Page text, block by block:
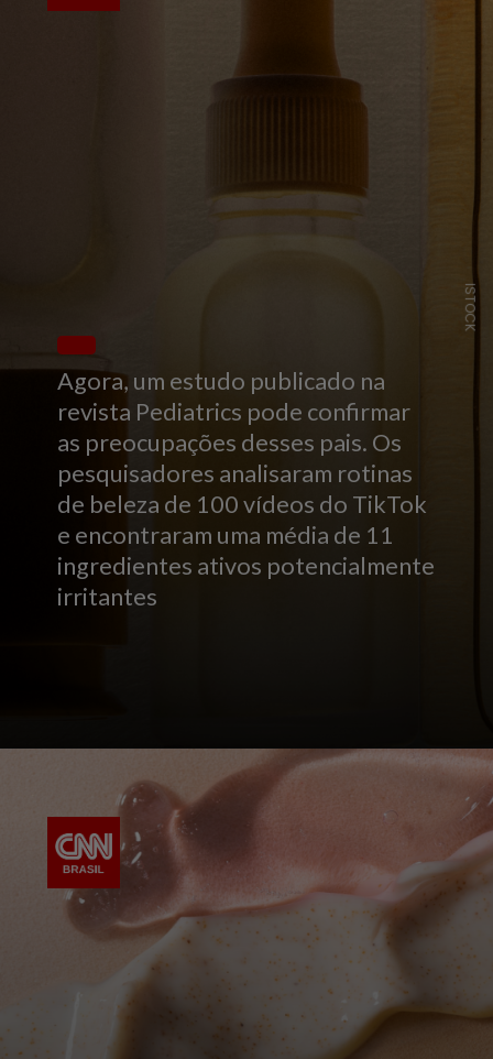
Agora, um estudo publicado na
revista Pediatrics pode confirmar
as preocupações desses pais. Os
pesquisadores analisaram rotinas
de beleza de 100 vídeos do TikTok
e encontraram uma média de 11
ingredientes ativos potencialmente
irritantes
ISTOCK